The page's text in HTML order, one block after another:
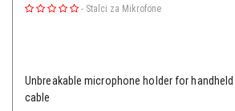
- Stalci za Mikrofone
Unbreakable microphone holder for
cable